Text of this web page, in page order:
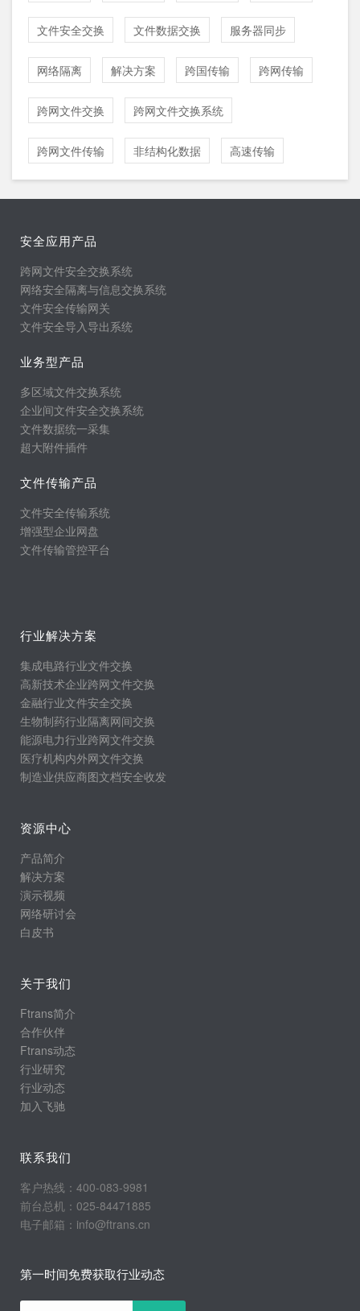
文件安全交换 文件数据交换 服务器同步
网络隔离 解决方案 跨国传输 跨网传输
跨网文件交换 跨网文件交换系统
跨网文件传输 非结构化数据 高速传输
安全应用产品
跨网文件安全交换系统
网络安全隔离与信息交换系统
文件安全传输网关
文件安全导入导出系统
业务型产品
多区域文件交换系统
企业间文件安全交换系统
文件数据统一采集
超大附件插件
文件传输产品
文件安全传输系统
增强型企业网盘
文件传输管控平台
行业解决方案
集成电路行业文件交换
高新技术企业跨网文件交换
金融行业文件安全交换
生物制药行业隔离网间交换
能源电力行业跨网文件交换
医疗机构内外网文件交换
制造业供应商图文档安全收发
资源中心
产品简介
解决方案
演示视频
网络研讨会
白皮书
关于我们
Ftrans简介
合作伙伴
Ftrans动态
行业研究
行业动态
加入飞驰
联系我们
客户热线：400-083-9981
前台总机：025-84471885
电子邮箱：info@ftrans.cn
第一时间免费获取行业动态